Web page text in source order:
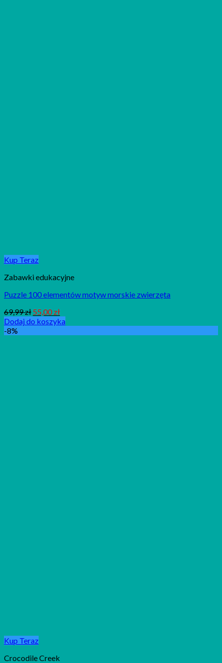
Kup Teraz
Zabawki edukacyjne
Puzzle 100 elementów motyw morskie zwierzęta
69,99zł 55,00zł
Dodaj do koszyka
-8%
Kup Teraz
Crocodile Creek